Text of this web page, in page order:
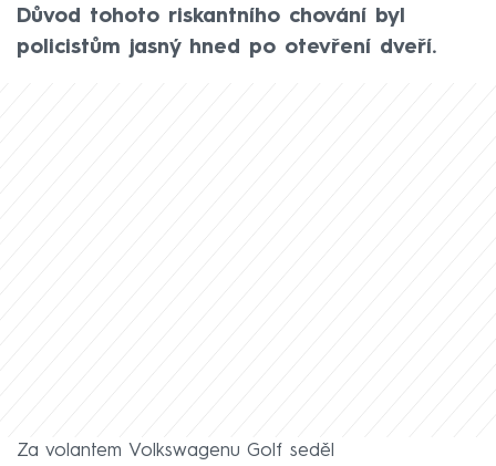
Důvod tohoto riskantního chování byl
policistům jasný hned po otevření dveří.
Za volantem Volkswagenu Golf seděl